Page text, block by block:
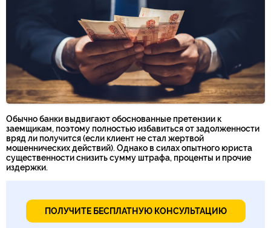
Обычно банки выдвигают обоснованные претензии к
заемщикам, поэтому полностью избавиться от задолженности
вряд ли получится (если клиент не стал жертвой
мошеннических действий). Однако в силах опытного юриста
существенности снизить сумму штрафа, проценты и прочие
издержки.
ПОЛУЧИТЕ БЕСПЛАТНУЮ КОНСУЛЬТАЦИЮ